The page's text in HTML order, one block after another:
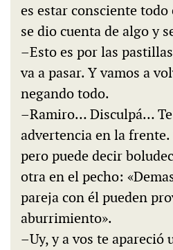
es estar consciente
se dio cuenta de algo y
–Esto es por las
va a pasar. Y vamos a
negando todo.
–Ramiro… Disculpá…
advertencia en la
pero puede decir
otra en el pecho:
pareja con él pueden
aburrimiento».
–Uy, y a vos te apareció